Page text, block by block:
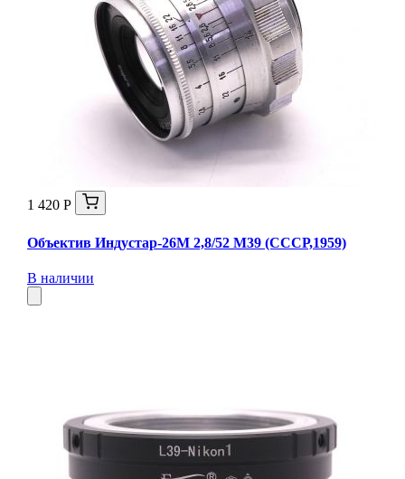
1 420 Р
Объектив Индустар-26М 2,8/52 М39 (СССР,1959)
В наличии